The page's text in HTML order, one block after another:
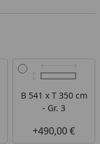
B 541 x T 350 cm
- Gr. 3
+490,00 €